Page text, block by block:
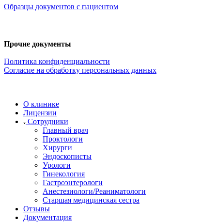
Образцы документов с пациентом
Прочие документы
Политика конфиденциальности
Согласие на обработку персональных данных
О клинике
Лицензии
Сотрудники
Главный врач
Проктологи
Хирурги
Эндоскописты
Урологи
Гинекология
Гастроэнтерологи
Анестезиологи/Реаниматологи
Старшая медицинская сестра
Отзывы
Документация